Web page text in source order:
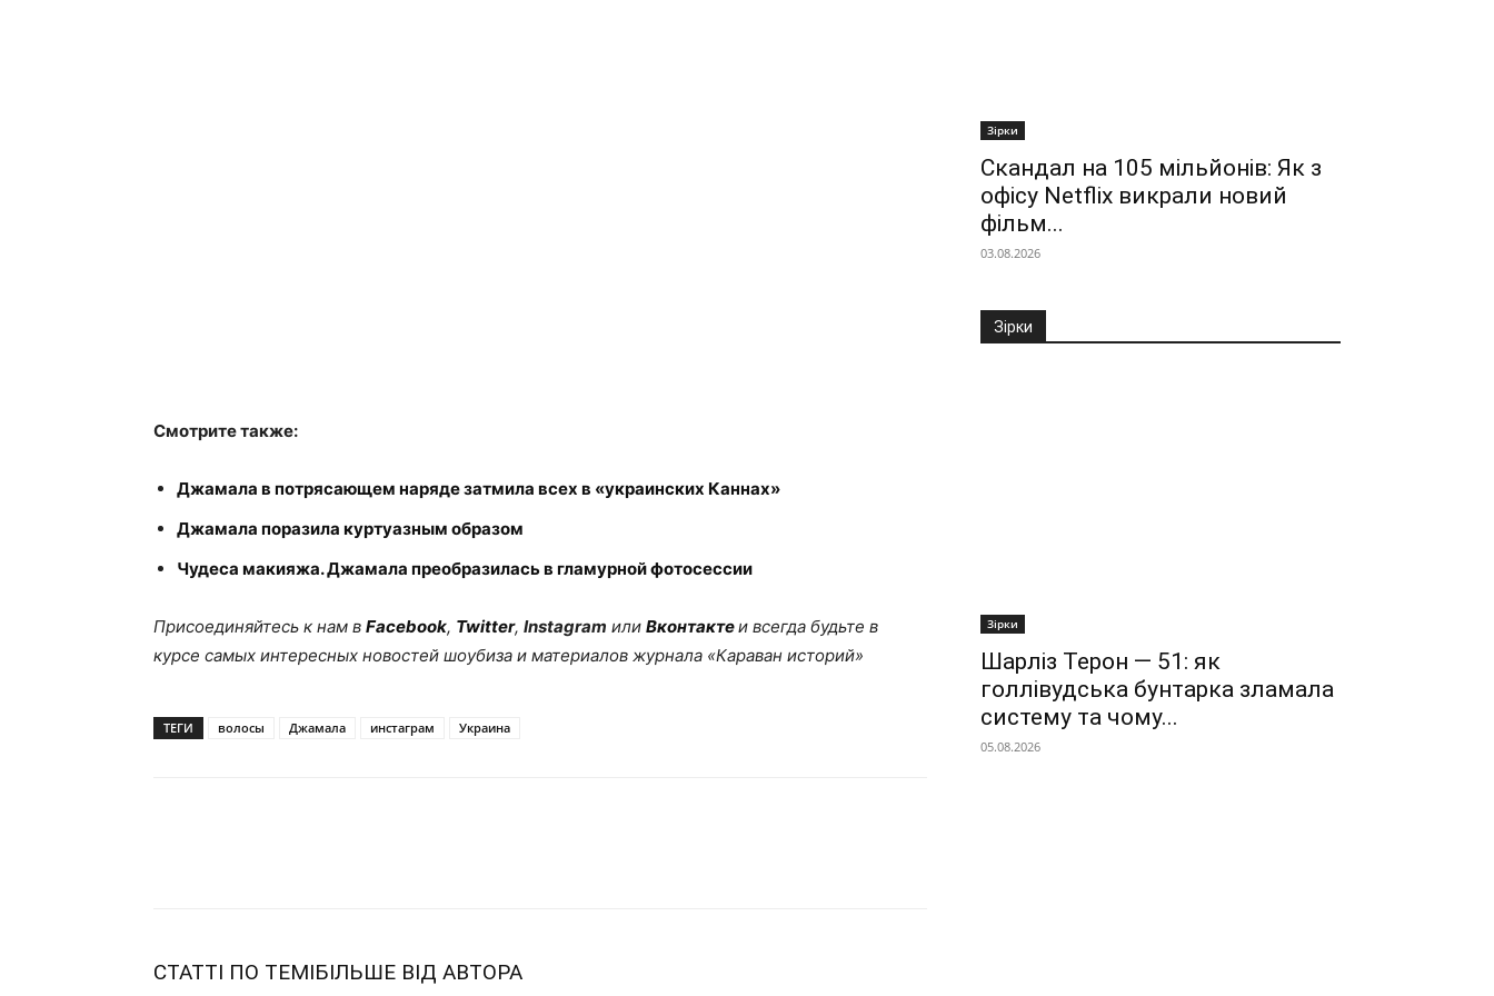
Смотрите также:
Джамала в потрясающем наряде затмила всех в «украинских Каннах»
Джамала поразила куртуазным образом
Чудеса макияжа. Джамала преобразилась в гламурной фотосессии
Присоединяйтесь к нам в Facebook, Twitter, Instagram или Вконтактеи всегда будьте в
курсе самых интересных новостей шоубиза и материалов журнала «Караван историй»
ТЕГИ волосы Джамала инстаграм Украина
СТАТТІ ПО ТЕМІБІЛЬШЕ ВІД АВТОРА
Зірки
Скандал на 105 мільйонів: Як з
офісу Netflix викрали новий
фільм...
03.08.2026
Зірки
Зірки
Шарліз Терон — 51: як
голлівудська бунтарка зламала
систему та чому...
05.08.2026